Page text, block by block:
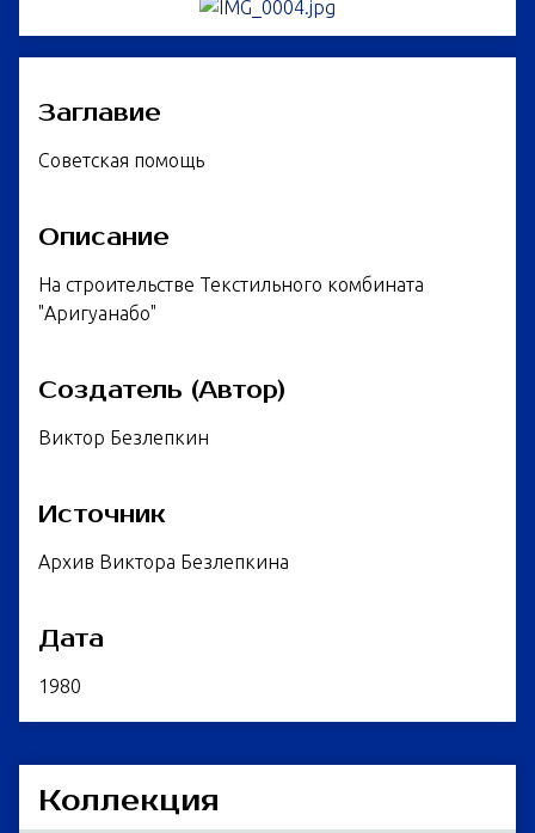
Заглавие
Советская помощь
Описание
На строительстве Текстильного комбината
"Аригуанабо"
Создатель (Автор)
Виктор Безлепкин
Источник
Архив Виктора Безлепкина
Дата
1980
Коллекция